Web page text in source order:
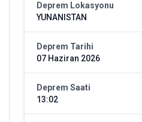
Deprem Lokasyonu
YUNANISTAN
Deprem Tarihi
07 Haziran 2026
Deprem Saati
13:02